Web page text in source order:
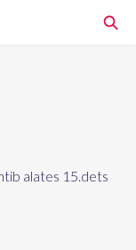
alates 15.dets